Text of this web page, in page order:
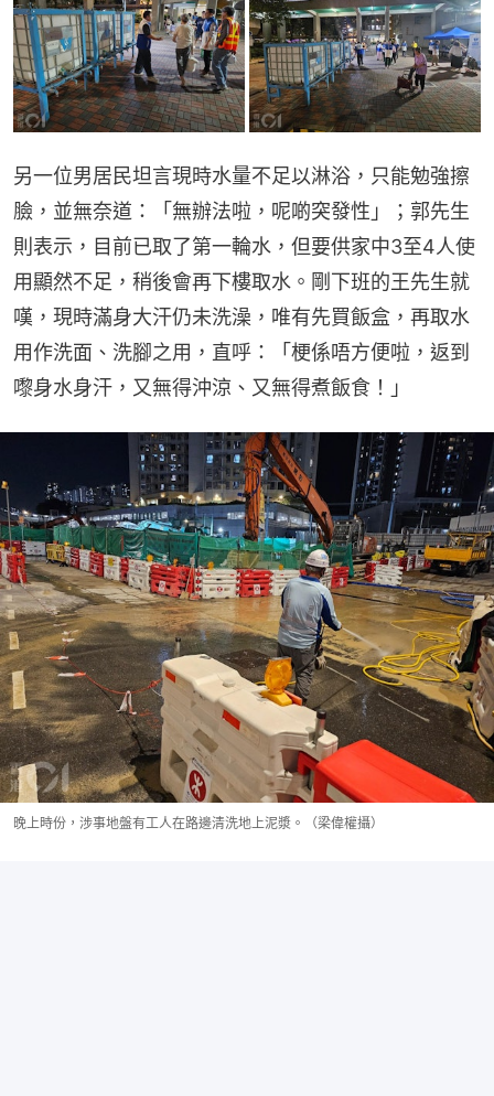
另一位男居民坦言現時水量不足以淋浴，只能勉強擦
臉，並無奈道：「無辦法啦，呢啲突發性」；郭先生
則表示，目前已取了第一輪水，但要供家中3至4人使
用顯然不足，稍後會再下樓取水。剛下班的王先生就
嘆，現時滿身大汗仍未洗澡，唯有先買飯盒，再取水
用作洗面、洗腳之用，直呼：「梗係唔方便啦，返到
嚟身水身汗，又無得沖涼、又無得煮飯食！」
晚上時份，涉事地盤有工人在路邊清洗地上泥漿。（梁偉權攝）